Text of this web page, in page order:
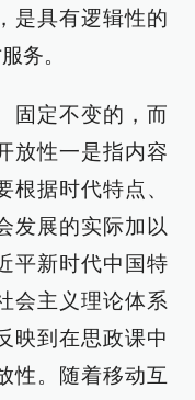
是具有逻辑性的
务。
固定不变的，而
放性一是指内容
根据时代特点、
发展的实际加以
平新时代中国特
会主义理论体系
映到在思政课中
性。随着移动互